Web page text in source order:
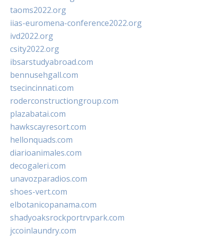
taoms2022.org
iias-euromena-conference2022.org
ivd2022.org
csity2022.org
ibsarstudyabroad.com
bennusehgall.com
tsecincinnati.com
roderconstructiongroup.com
plazabatai.com
hawkscayresort.com
hellonquads.com
diarioanimales.com
decogaleri.com
unavozparadios.com
shoes-vert.com
elbotanicopanama.com
shadyoaksrockportrvpark.com
jccoinlaundry.com